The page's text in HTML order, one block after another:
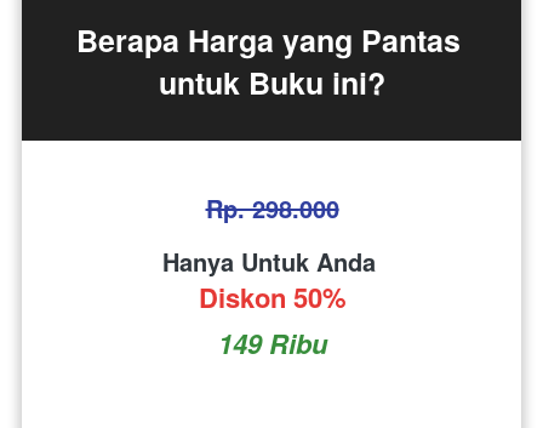
Berapa Harga yang Pantas
untuk Buku ini?
Rp. 298.000
Hanya Untuk Anda
Diskon 50%
149 Ribu